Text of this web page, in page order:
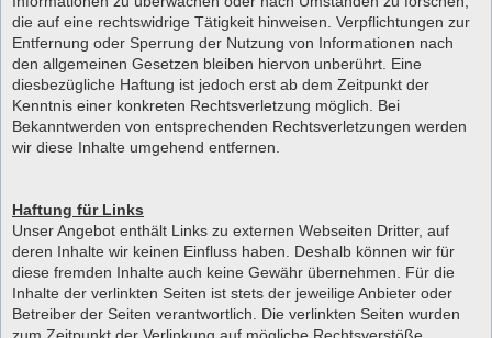
die auf eine rechtswidrige Tätigkeit hinweisen. Verpflichtungen zur
Entfernung oder Sperrung der Nutzung von Informationen nach
den allgemeinen Gesetzen bleiben hiervon unberührt. Eine
diesbezügliche Haftung ist jedoch erst ab dem Zeitpunkt der
Kenntnis einer konkreten Rechtsverletzung möglich. Bei
Bekanntwerden von entsprechenden Rechtsverletzungen werden
wir diese Inhalte umgehend entfernen.
Haftung für Links
Unser Angebot enthält Links zu externen Webseiten Dritter, auf
deren Inhalte wir keinen Einfluss haben. Deshalb können wir für
diese fremden Inhalte auch keine Gewähr übernehmen. Für die
Inhalte der verlinkten Seiten ist stets der jeweilige Anbieter oder
Betreiber der Seiten verantwortlich. Die verlinkten Seiten wurden